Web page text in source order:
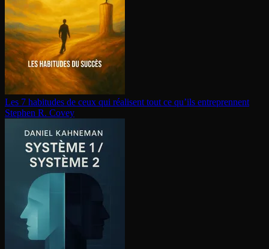
Les 7 habitudes de ceux qui réalisent tout ce qu’ils en­tre­prennent
Stephen R. Covey